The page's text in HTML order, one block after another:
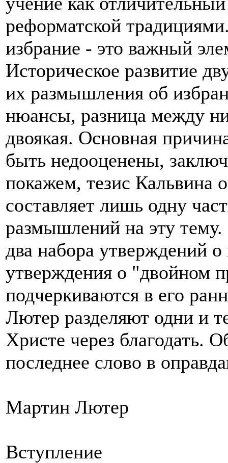
реформатской
избрание - это важный
Историческое развитие
их размышления об
нюансы, разница между
двоякая. Основная
быть недооценены,
покажем, тезис Кальвина
составляет лишь одну
размышлений на эту
два набора утверждений
утверждения о "двойном
подчеркиваются в его
Лютер разделяют одни и
Христе через благодать.
последнее слово в
Мартин Лютер
Вступление